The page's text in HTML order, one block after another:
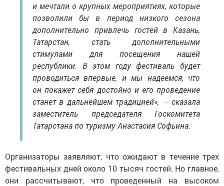
и мечтали о крупных мероприятиях, которые
позволили бы в период низкого сезона
дополнительно привлечь гостей в Казань,
Татарстан, стать дополнительными
стимулами для посещения нашей
республики. В этом году фестиваль будет
проводиться впервые, и мы надеемся, что
он покажет себя достойно и его проведение
станет в дальнейшем традицией», — сказала
заместитель председателя Госкомитета
Татарстана по туризму Анастасия Софьина.
Организаторы заявляют, что ожидают в течение трех
фестивальных дней около 10 тысяч гостей. Но главное,
они рассчитывают, что проведенный на высоком